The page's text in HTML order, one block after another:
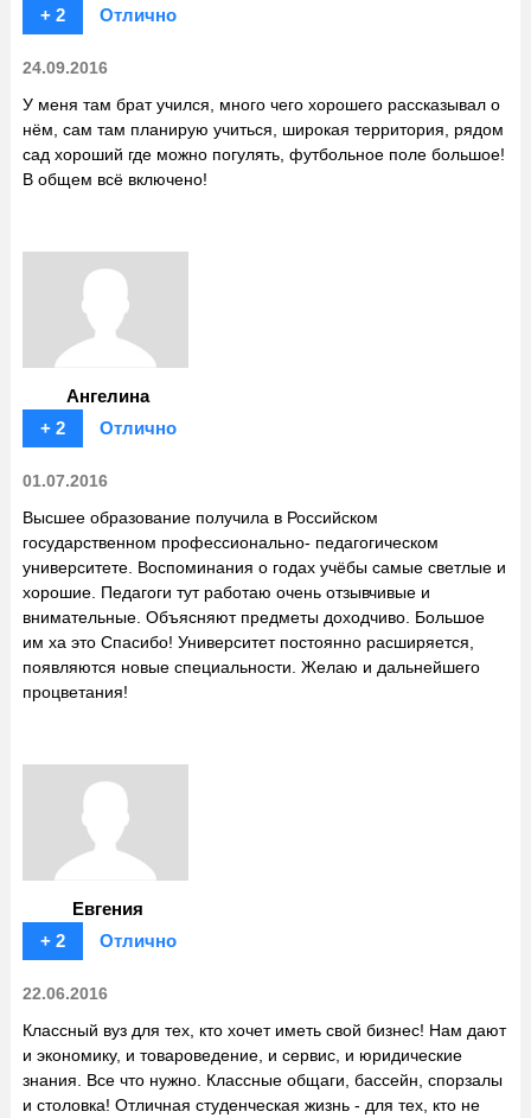
+ 2 Отлично
24.09.2016
У меня там брат учился, много чего хорошего рассказывал о
нём, сам там планирую учиться, широкая территория, рядом
сад хороший где можно погулять, футбольное поле большое!
В общем всё включено!
Ангелина
+ 2
Отлично
01.07.2016
Высшее образование получила в Российском
государственном профессионально- педагогическом
университете. Воспоминания о годах учёбы самые светлые и
хорошие. Педагоги тут работаю очень отзывчивые и
внимательные. Объясняют предметы доходчиво. Большое
им ха это Спасибо! Университет постоянно расширяется,
появляются новые специальности. Желаю и дальнейшего
процветания!
Евгения
+ 2
Отлично
22.06.2016
Классный вуз для тех, кто хочет иметь свой бизнес! Нам дают
и экономику, и товароведение, и сервис, и юридические
знания. Все что нужно. Классные общаги, бассейн, спорзалы
и столовка! Отличная студенческая жизнь - для тех, кто не